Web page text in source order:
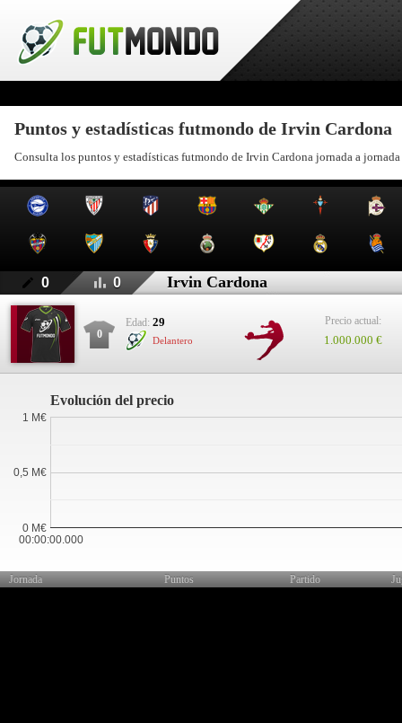
Puntos y estadísticas futmondo de Irvin Cardona
Consulta los puntos y estadísticas futmondo de Irvin Cardona jornada a jornada
0 0 Irvin Cardona
0
Edad: 29
Delantero
Precio actual:
1.000.000 €
Evolución del precio
00:00:00.000
0 M€
0,5 M€
1 M€
Jornada Puntos Partido